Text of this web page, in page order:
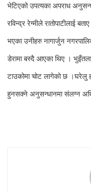
भेटिएको उपत्यका अपराध
रविन्द्र रेग्मीले रातोपाटीलाई
भएका उनीहरु नागार्जुन
डेरामा बस्दै आएका थिए ।
टाउकोमा चोट लागेको छ ।घरेलु
हुनसक्ने अनुसन्धानमा संलग्न